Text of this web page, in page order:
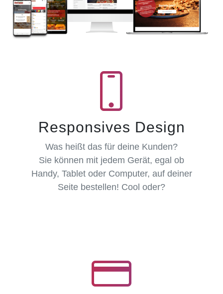
Responsives Design
Was heißt das für deine Kunden?
Sie können mit jedem Gerät, egal ob
Handy, Tablet oder Computer, auf deiner
Seite bestellen! Cool oder?